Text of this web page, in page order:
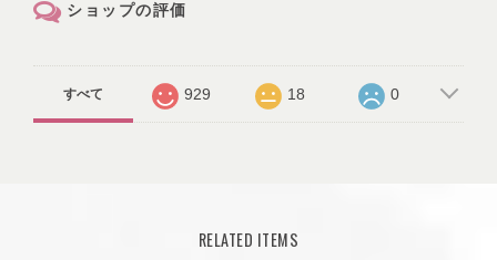
ショップの評価
すべて 929 18 0
RELATED ITEMS